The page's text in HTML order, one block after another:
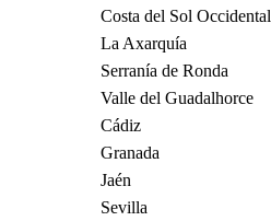
Costa del Sol Occidental
La Axarquía
Serranía de Ronda
Valle del Guadalhorce
Cádiz
Granada
Jaén
Sevilla